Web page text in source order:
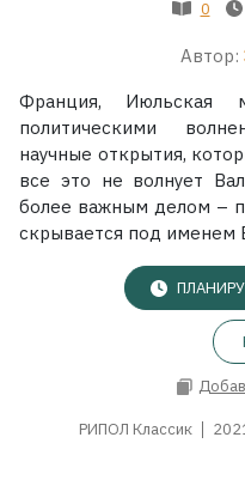
Экранизации
Коллекции
0
Автор:
Франция, Июльская
политическими
научные открытия,
все это не волнует
более важным делом –
скрывается под именем
РИПОЛ Классик